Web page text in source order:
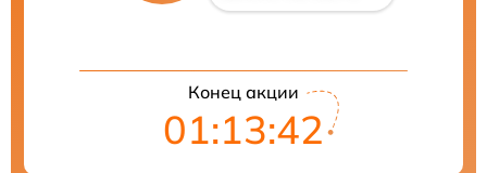
Конец акции
01:13:42